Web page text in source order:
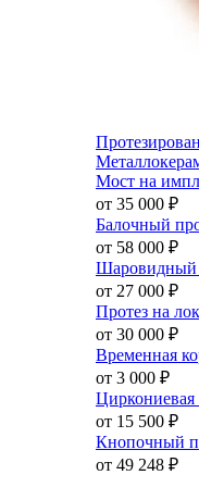
Мост на
от 35 000 ₽
Балочный
от 58 000 ₽
Шаровидный
от 27 000 ₽
Протез на
от 30 000 ₽
Временная
от 3 000 ₽
Циркониевая
от 15 500 ₽
Кнопочный
от 49 248 ₽